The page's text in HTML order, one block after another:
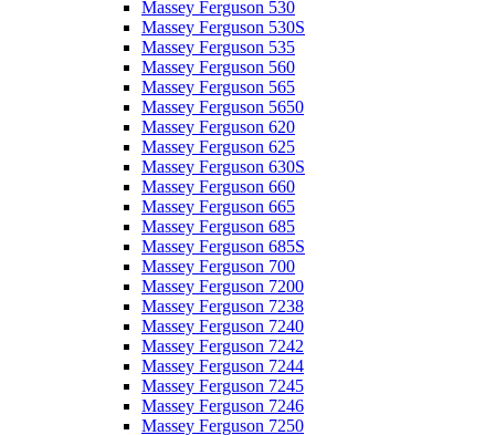
Massey Ferguson 530
Massey Ferguson 530S
Massey Ferguson 535
Massey Ferguson 560
Massey Ferguson 565
Massey Ferguson 5650
Massey Ferguson 620
Massey Ferguson 625
Massey Ferguson 630S
Massey Ferguson 660
Massey Ferguson 665
Massey Ferguson 685
Massey Ferguson 685S
Massey Ferguson 700
Massey Ferguson 7200
Massey Ferguson 7238
Massey Ferguson 7240
Massey Ferguson 7242
Massey Ferguson 7244
Massey Ferguson 7245
Massey Ferguson 7246
Massey Ferguson 7250